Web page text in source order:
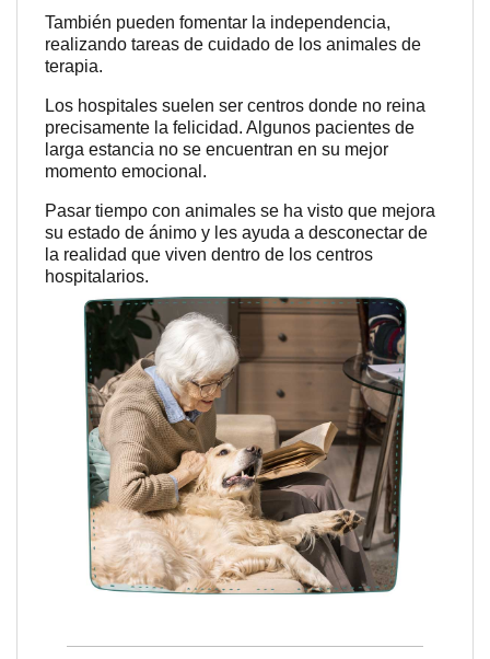
También pueden fomentar la independencia,
realizando tareas de cuidado de los animales de
terapia.
Los hospitales suelen ser centros donde no reina
precisamente la felicidad. Algunos pacientes de
larga estancia no se encuentran en su mejor
momento emocional.
Pasar tiempo con animales se ha visto que mejora
su estado de ánimo y les ayuda a desconectar de
la realidad que viven dentro de los centros
hospitalarios.